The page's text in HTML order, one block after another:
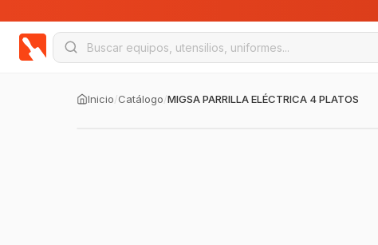
Inicio/Catálogo/MIGSA PARRILLA ELÉCTRICA 4 PLATOS